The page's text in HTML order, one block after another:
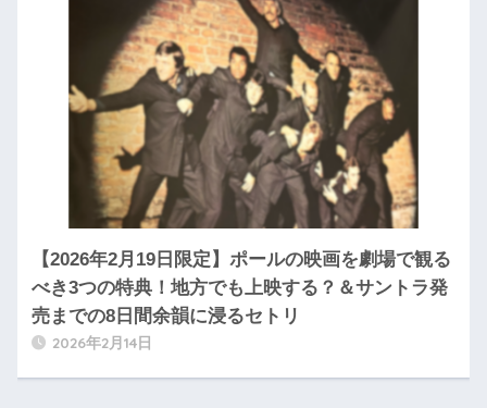
【2026年2月19日限定】ポールの映画を劇場で観る
べき3つの特典！地方でも上映する？＆サントラ発
売までの8日間余韻に浸るセトリ
2026年2月14日